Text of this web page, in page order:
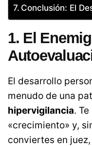
Conclusión: El
1. El
El desarrollo
menudo de una
hipervigilancia.
«crecimiento» y,
conviertes en